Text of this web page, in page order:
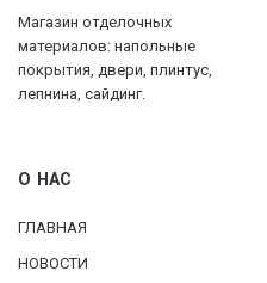
Магазин отделочных
материалов: напольные
покрытия, двери, плинтус,
лепнина, сайдинг.
О НАС
ГЛАВНАЯ
НОВОСТИ